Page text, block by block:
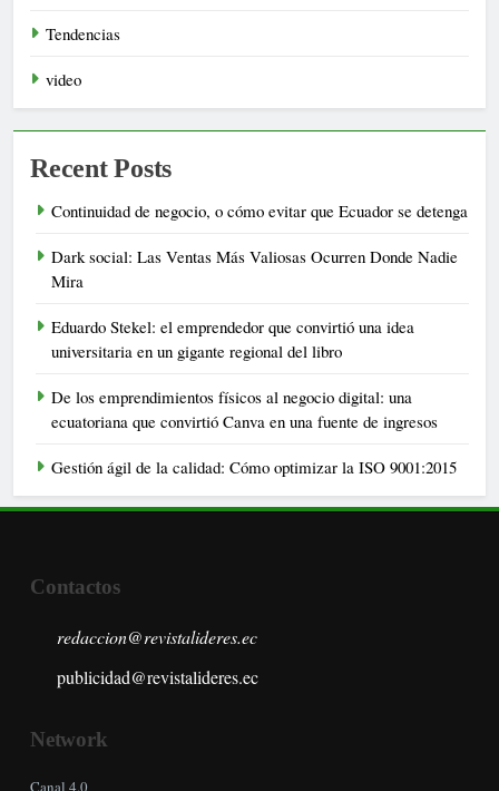
Tendencias
video
Recent Posts
Continuidad de negocio, o cómo evitar que Ecuador se detenga
Dark social: Las Ventas Más Valiosas Ocurren Donde Nadie
Mira
Eduardo Stekel: el emprendedor que convirtió una idea
universitaria en un gigante regional del libro
De los emprendimientos físicos al negocio digital: una
ecuatoriana que convirtió Canva en una fuente de ingresos
Gestión ágil de la calidad: Cómo optimizar la ISO 9001:2015
Contactos
redaccion@revistalideres.ec
publicidad@revistalideres.ec
Network
Canal 4.0